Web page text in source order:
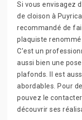
Si vous envisagez
de cloison à
recommandé de
plaquiste
C’est un
aussi bien une
plafonds. Il est
abordables. Pour
pouvez le
découvrir ses